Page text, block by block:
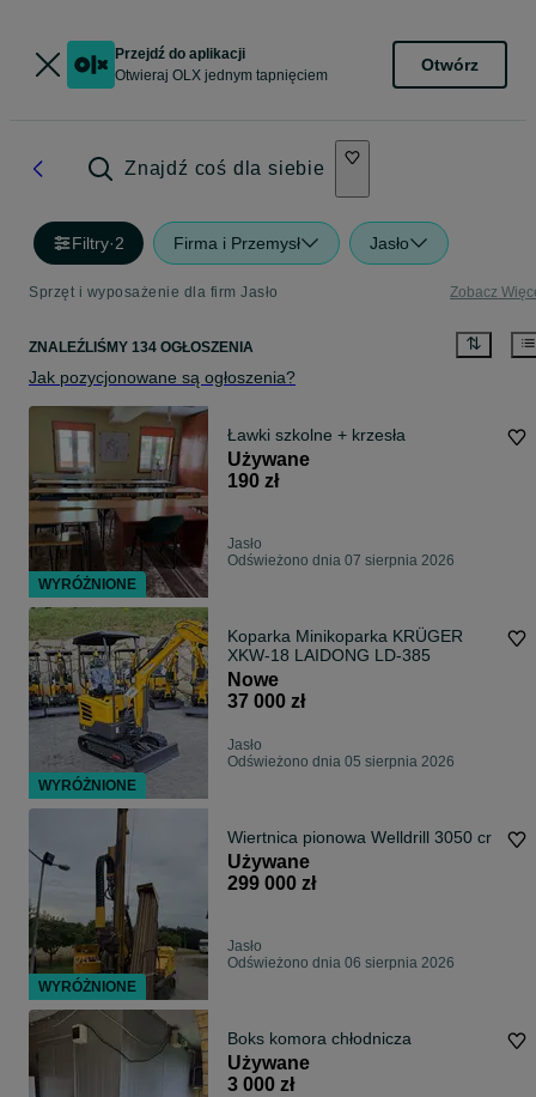
Przejdź do aplikacji
Otwieraj OLX jednym tapnięciem
Otwórz
Znajdź coś dla siebie
Filtry·2 Firma i Przemysł Jasło
Sprzęt i wyposażenie dla firm Jasło Zobacz
ZNALEŹLIŚMY 134 OGŁOSZENIA
Jak pozycjonowane są ogłoszenia?
Ławki szkolne + krzesła
Używane
190 zł
Jasło
Odświeżono dnia 07 sierpnia 2026
Koparka Minikoparka KRÜGER
XKW-18 LAIDONG LD-385
Nowe
37 000 zł
Jasło
Odświeżono dnia 05 sierpnia 2026
Wiertnica pionowa Welldrill 3050 cr
Używane
299 000 zł
Jasło
Odświeżono dnia 06 sierpnia 2026
Boks komora chłodnicza
Używane
3 000 zł
WYRÓŻNIONE
WYRÓŻNIONE
WYRÓŻNIONE